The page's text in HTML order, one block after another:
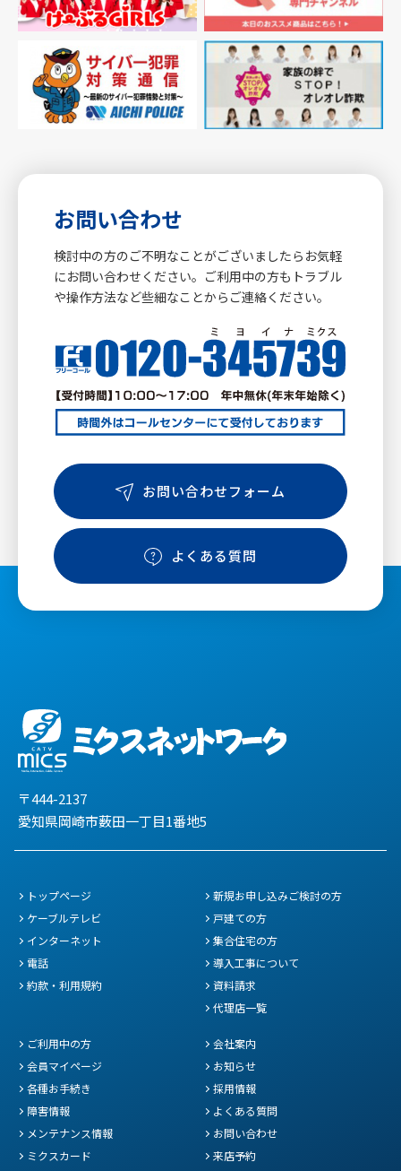
お問い合わせ
検討中の方のご不明なことがございましたらお気軽
にお問い合わせください。ご利用中の方もトラブル
や操作方法など些細なことからご連絡ください。
お問い合わせフォーム
よくある質問
〒444-2137
愛知県岡崎市薮田一丁目1番地5
トップページ
ケーブルテレビ
インターネット
電話
約款・利用規約
新規お申し込みご検討の方
戸建ての方
集合住宅の方
導入工事について
資料請求
代理店一覧
ご利用中の方
会員マイページ
各種お手続き
障害情報
メンテナンス情報
ミクスカード
会社案内
お知らせ
採用情報
よくある質問
お問い合わせ
来店予約